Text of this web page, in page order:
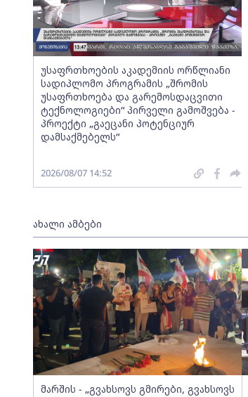
უსაფრთხოების აკადემიის ორწლიანი
სადიპლომო პროგრამის „შრომის
უსაფრთხოება და გარემოსდაცვითი
ტექნოლოგიები“ პირველი გამოშვება -
პროექტი „გაეცანი პოტენციურ
დამსაქმებელს“
2026/08/07 14:52
ახალი ამბები
მარშის - „გვახსოვს გმირები, გვახსოვს